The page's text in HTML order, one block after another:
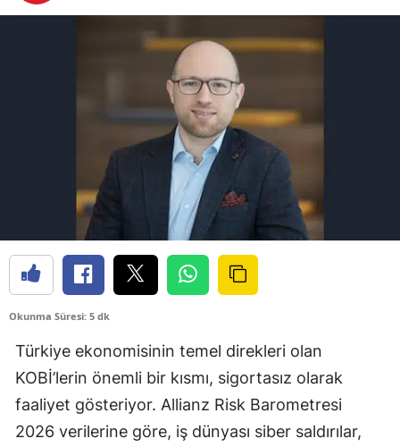
Çankırı
Çorum
Denizli
Diyarbakır
Erzincan
Erzurum
Eskişehir
Okunma Süresi: 5 dk
Türkiye ekonomisinin temel direkleri olan
KOBİ’lerin önemli bir kısmı, sigortasız olarak
faaliyet gösteriyor. Allianz Risk Barometresi
2026 verilerine göre, iş dünyası siber saldırılar,